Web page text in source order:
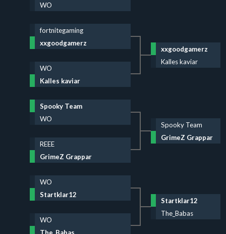
WO
fortnitegaming
xxgoodgamerz
WO
Kalles kaviar
Spooky Team
WO
REEE
GrimeZ Grappar
WO
Startklar12
WO
xxgoodgamerz
Kalles kaviar
Spooky Team
GrimeZ Grappar
Startklar12
The_Babas